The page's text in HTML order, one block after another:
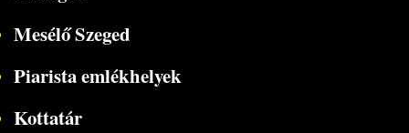
Mesélő Szeged
Piarista emlékhelyek
Kottatár